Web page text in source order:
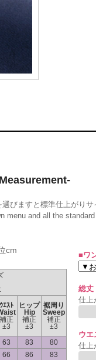
びますと標準仕上がりサ
menu and all the
cm
ｳｴｽﾄ
補正
±3
ヒップ
Hip
補正
±3
裾周り
Sweep
補正
±3
63 83
80
66 86
83
■ワ
総丈
仕上
ウエ
仕上